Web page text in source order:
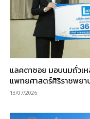
แลคตาซอย มอบนมถั่วเ
แพทยศาสตร์ศิริราชพยา
13/07/2026